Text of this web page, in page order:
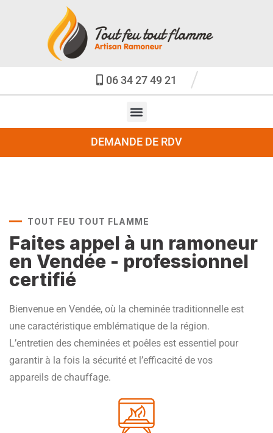
06 34 27 49 21
DEMANDE DE RDV
TOUT FEU TOUT FLAMME
Faites appel à un ramoneur
en Vendée - professionnel
certifié
Bienvenue en Vendée, où la cheminée traditionnelle est
une caractéristique emblématique de la région.
L’entretien des cheminées et poêles est essentiel pour
garantir à la fois la sécurité et l’efficacité de vos
appareils de chauffage.